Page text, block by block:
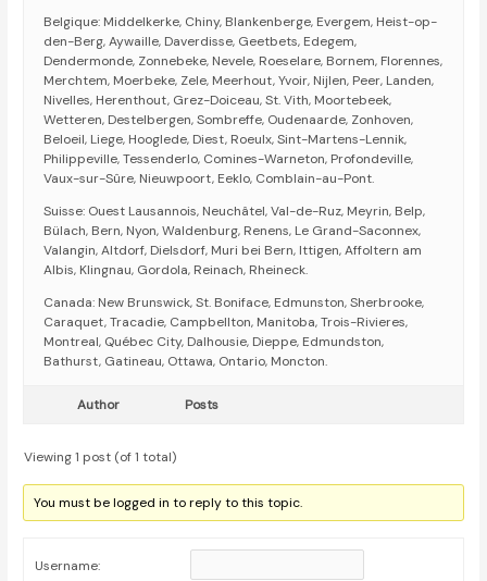
Belgique: Middelkerke, Chiny, Blankenberge, Evergem, Heist-op-
den-Berg, Aywaille, Daverdisse, Geetbets, Edegem,
Dendermonde, Zonnebeke, Nevele, Roeselare, Bornem, Florennes,
Merchtem, Moerbeke, Zele, Meerhout, Yvoir, Nijlen, Peer, Landen,
Nivelles, Herenthout, Grez-Doiceau, St. Vith, Moortebeek,
Wetteren, Destelbergen, Sombreffe, Oudenaarde, Zonhoven,
Beloeil, Liege, Hooglede, Diest, Roeulx, Sint-Martens-Lennik,
Philippeville, Tessenderlo, Comines-Warneton, Profondeville,
Vaux-sur-Sûre, Nieuwpoort, Eeklo, Comblain-au-Pont.
Suisse: Ouest Lausannois, Neuchâtel, Val-de-Ruz, Meyrin, Belp,
Bülach, Bern, Nyon, Waldenburg, Renens, Le Grand-Saconnex,
Valangin, Altdorf, Dielsdorf, Muri bei Bern, Ittigen, Affoltern am
Albis, Klingnau, Gordola, Reinach, Rheineck.
Canada: New Brunswick, St. Boniface, Edmunston, Sherbrooke,
Caraquet, Tracadie, Campbellton, Manitoba, Trois-Rivieres,
Montreal, Québec City, Dalhousie, Dieppe, Edmundston,
Bathurst, Gatineau, Ottawa, Ontario, Moncton.
Author Posts
Viewing 1 post (of 1 total)
You must be logged in to reply to this topic.
Username: